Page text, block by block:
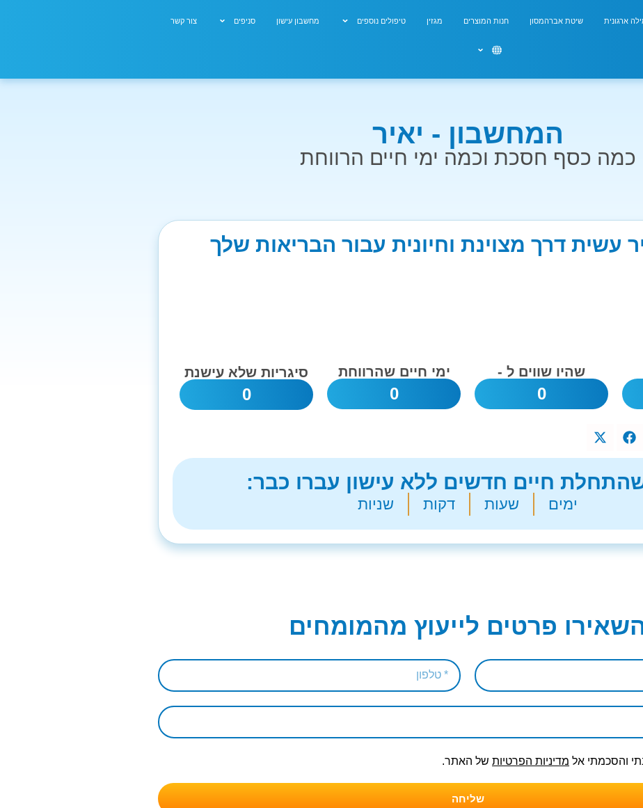
ארגונית שיטת אברהמסון חנות המוצרים מגזין טיפולים נוספים מחשבון עישון סניפים צור קשר
המחשבון - יאיר
כמה כסף חסכת וכמה ימי חיים הרווחת
עשית דרך מצוינת וחיונית עבור הבריאות שלך
שהיו שווים ל -
0
ימי חיים שהרווחת
0
סיגריות שלא עישנת
0
חיים חדשים ללא עישון עברו כבר:
ימים שעות דקות שניות
פרטים לייעוץ מהמומחים
והסכמתי אל מדיניות הפרטיות של האתר.
שליחה